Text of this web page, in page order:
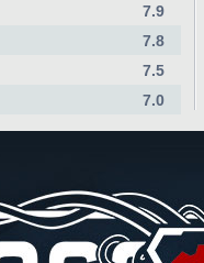
7.9
7.8
7.5
7.0